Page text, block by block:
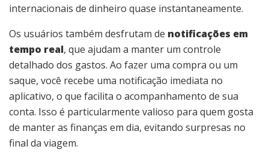
internacionais de dinheiro quase instantaneamente.
Os usuários também desfrutam de notificações em
tempo real, que ajudam a manter um controle
detalhado dos gastos. Ao fazer uma compra ou um
saque, você recebe uma notificação imediata no
aplicativo, o que facilita o acompanhamento de sua
conta. Isso é particularmente valioso para quem gosta
de manter as finanças em dia, evitando surpresas no
final da viagem.